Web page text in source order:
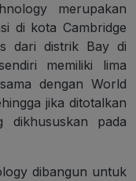
merupakan
di kota Cambridge
dari distrik Bay di
memiliki lima
dengan World
jika ditotalkan
pada
dibangun untuk